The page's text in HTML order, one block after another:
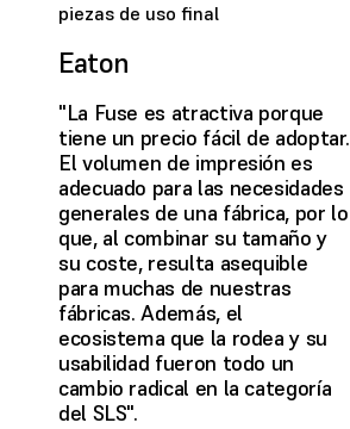
piezas de uso final
Eaton
"La Fuse es atractiva porque
tiene un precio fácil de adoptar.
El volumen de impresión es
adecuado para las necesidades
generales de una fábrica, por lo
que, al combinar su tamaño y
su coste, resulta asequible
para muchas de nuestras
fábricas. Además, el
ecosistema que la rodea y su
usabilidad fueron todo un
cambio radical en la categoría
del SLS".